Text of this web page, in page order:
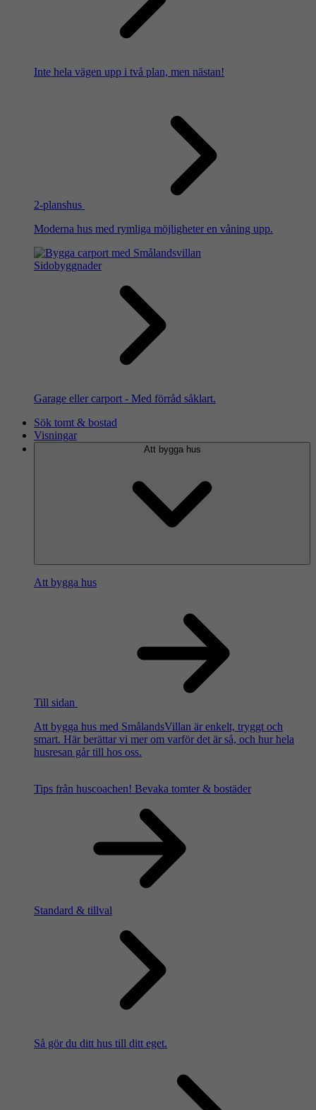
Inte hela vägen upp i två plan, men nästan!
2-planshus
Moderna hus med rymliga möjligheter en våning upp.
Sidobyggnader
Garage eller carport - Med förråd såklart.
Sök tomt & bostad
Visningar
Att bygga hus
Att bygga hus
Till sidan
Att bygga hus med SmålandsVillan är enkelt, tryggt och
smart. Här berättar vi mer om varför det är så, och hur hela
husresan går till hos oss.
Tips från huscoachen! Bevaka tomter & bostäder
Standard & tillval
Så gör du ditt hus till ditt eget.